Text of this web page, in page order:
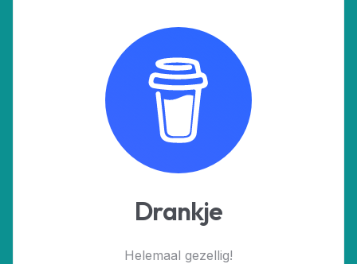
Drankje
Helemaal gezellig!